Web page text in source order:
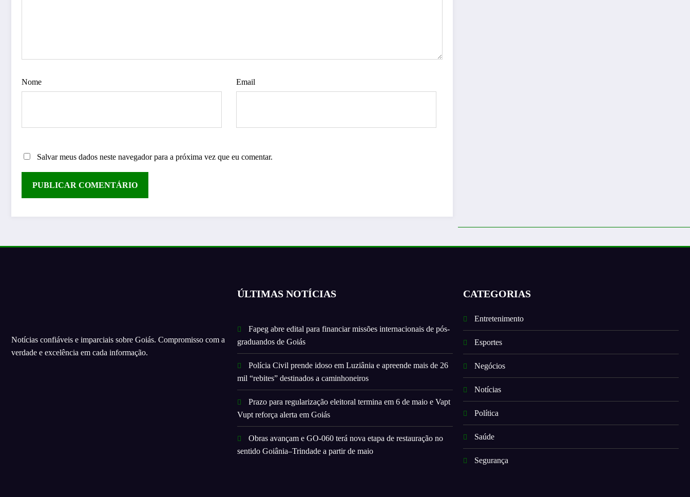
Nome Email
Salvar meus dados neste navegador para a próxima vez que eu comentar.
Notícias confiáveis e imparciais sobre Goiás. Compromisso com a
verdade e excelência em cada informação.
ÚLTIMAS NOTÍCIAS
Fapeg abre edital para financiar missões internacionais de pós-
graduandos de Goiás
Polícia Civil prende idoso em Luziânia e apreende mais de 26
mil “rebites” destinados a caminhoneiros
Prazo para regularização eleitoral termina em 6 de maio e Vapt
Vupt reforça alerta em Goiás
Obras avançam e GO-060 terá nova etapa de restauração no
sentido Goiânia–Trindade a partir de maio
CATEGORIAS
Entretenimento
Esportes
Negócios
Notícias
Política
Saúde
Segurança